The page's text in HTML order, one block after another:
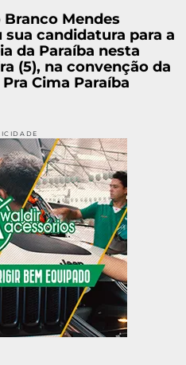
Mendes
candidatura para a
da Paraíba nesta
(5), na convenção da
Cima Paraíba